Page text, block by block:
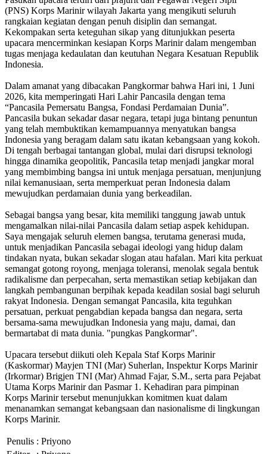
(PNS) Korps Marinir wilayah Jakarta yang mengikuti seluruh
rangkaian kegiatan dengan penuh disiplin dan semangat.
Kekompakan serta keteguhan sikap yang ditunjukkan peserta
upacara mencerminkan kesiapan Korps Marinir dalam mengemban
tugas menjaga kedaulatan dan keutuhan Negara Kesatuan Republik
Indonesia.
Dalam amanat yang dibacakan Pangkormar bahwa Hari ini, 1 Juni
2026, kita memperingati Hari Lahir Pancasila dengan tema
“Pancasila Pemersatu Bangsa, Fondasi Perdamaian Dunia”.
Pancasila bukan sekadar dasar negara, tetapi juga bintang penuntun
yang telah membuktikan kemampuannya menyatukan bangsa
Indonesia yang beragam dalam satu ikatan kebangsaan yang kokoh.
Di tengah berbagai tantangan global, mulai dari disrupsi teknologi
hingga dinamika geopolitik, Pancasila tetap menjadi jangkar moral
yang membimbing bangsa ini untuk menjaga persatuan, menjunjung
nilai kemanusiaan, serta memperkuat peran Indonesia dalam
mewujudkan perdamaian dunia yang berkeadilan.
Sebagai bangsa yang besar, kita memiliki tanggung jawab untuk
mengamalkan nilai-nilai Pancasila dalam setiap aspek kehidupan.
Saya mengajak seluruh elemen bangsa, terutama generasi muda,
untuk menjadikan Pancasila sebagai ideologi yang hidup dalam
tindakan nyata, bukan sekadar slogan atau hafalan. Mari kita perkuat
semangat gotong royong, menjaga toleransi, menolak segala bentuk
radikalisme dan perpecahan, serta memastikan setiap kebijakan dan
langkah pembangunan berpihak kepada keadilan sosial bagi seluruh
rakyat Indonesia. Dengan semangat Pancasila, kita teguhkan
persatuan, perkuat pengabdian kepada bangsa dan negara, serta
bersama-sama mewujudkan Indonesia yang maju, damai, dan
bermartabat di mata dunia. "pungkas Pangkormar".
Upacara tersebut diikuti oleh Kepala Staf Korps Marinir
(Kaskormar) Mayjen TNI (Mar) Suherlan, Inspektur Korps Marinir
(Irkormar) Brigjen TNI (Mar) Ahmad Fajar, S.M., serta para Pejabat
Utama Korps Marinir dan Pasmar 1. Kehadiran para pimpinan
Korps Marinir tersebut menunjukkan komitmen kuat dalam
menanamkan semangat kebangsaan dan nasionalisme di lingkungan
Korps Marinir.
Penulis : Priyono